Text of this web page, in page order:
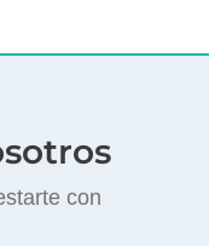
con